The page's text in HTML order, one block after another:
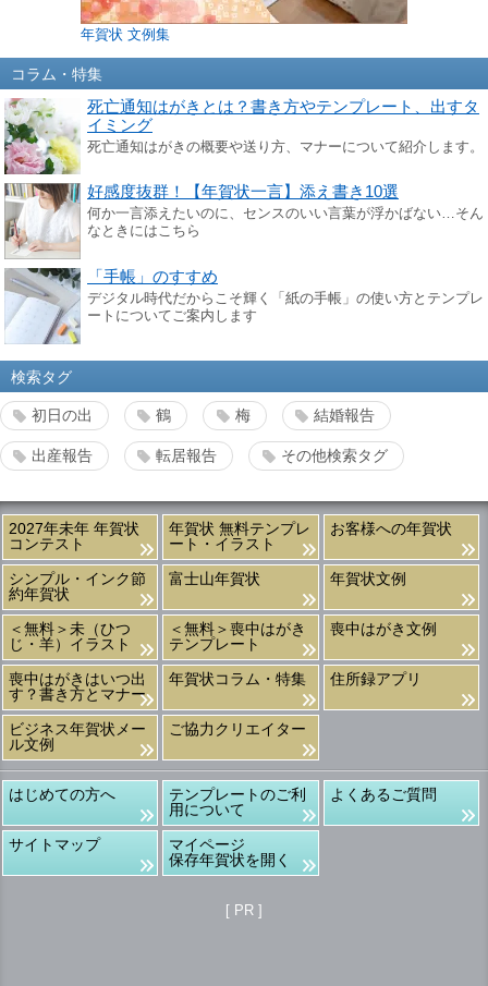
年賀状 文例集
コラム・特集
死亡通知はがきとは？書き方やテンプレート、出すタ
イミング
死亡通知はがきの概要や送り方、マナーについて紹介します。
好感度抜群！【年賀状一言】添え書き10選
何か一言添えたいのに、センスのいい言葉が浮かばない…そん
なときにはこちら
「手帳」のすすめ
デジタル時代だからこそ輝く「紙の手帳」の使い方とテンプレ
ートについてご案内します
検索タグ
初日の出 鶴 梅 結婚報告
出産報告 転居報告 その他検索タグ
2027年未年 年賀状
コンテスト
年賀状 無料テンプレ
ート・イラスト
お客様への年賀状
シンプル・インク節
約年賀状
富士山年賀状 年賀状文例
＜無料＞未（ひつ
じ・羊）イラスト
＜無料＞喪中はがき
テンプレート
喪中はがき文例
喪中はがきはいつ出
す？書き方とマナー
年賀状コラム・特集 住所録アプリ
ビジネス年賀状メー
ル文例
ご協力クリエイター
はじめての方へ
テンプレートのご利
用について
よくあるご質問
サイトマップ
マイページ
保存年賀状を開く
[ PR ]